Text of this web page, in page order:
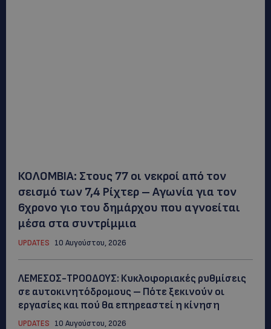
ΚΟΛΟΜΒΙΑ: Στους 77 οι νεκροί από τον
σεισμό των 7,4 Ρίχτερ – Αγωνία για τον
6χρονο γιο του δημάρχου που αγνοείται
μέσα στα συντρίμμια
UPDATES 10 Αυγούστου, 2026
ΛΕΜΕΣΟΣ-ΤΡΟΟΔΟΥΣ: Κυκλοφοριακές ρυθμίσεις
σε αυτοκινητόδρομους – Πότε ξεκινούν οι
εργασίες και πού θα επηρεαστεί η κίνηση
UPDATES 10 Αυγούστου, 2026